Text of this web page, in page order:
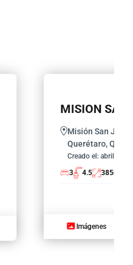
MISION SAN
Misión San
Querétaro, Qro.,
Creado el:abril 29,
3
4.5 385m2
Imágenes